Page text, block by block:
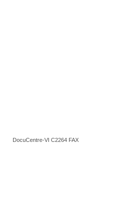
DocuCentre-VI C2264 FAX